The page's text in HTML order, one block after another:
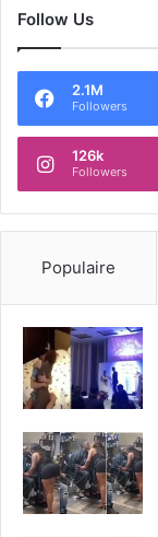
Follow Us
2.1M
Followers
126k
Followers
Populaire